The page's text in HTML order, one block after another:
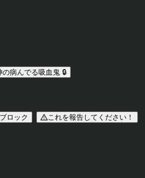
病んでる吸血鬼 🔒
ブロック これを報告してください！